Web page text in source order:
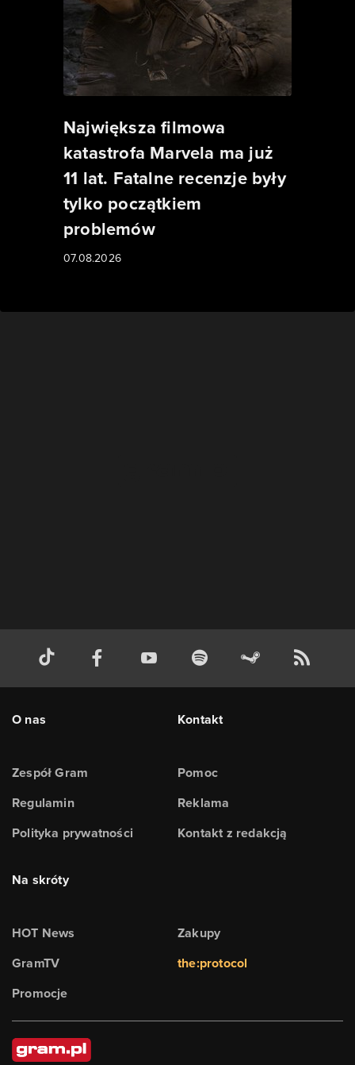
Największa filmowa
katastrofa Marvela ma już
11 lat. Fatalne recenzje były
tylko początkiem
problemów
07.08.2026
O nas
Zespół Gram
Regulamin
Polityka prywatności
Kontakt
Pomoc
Reklama
Kontakt z redakcją
Na skróty
HOT News
GramTV
Promocje
Zakupy
the:protocol